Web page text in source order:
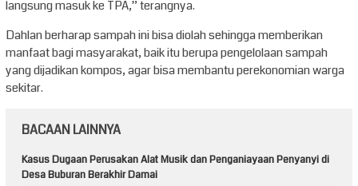
langsung masuk ke TPA,” terangnya.
Dahlan berharap sampah ini bisa diolah sehingga memberikan
manfaat bagi masyarakat, baik itu berupa pengelolaan sampah
yang dijadikan kompos, agar bisa membantu perekonomian warga
sekitar.
BACAAN LAINNYA
Kasus Dugaan Perusakan Alat Musik dan Penganiayaan Penyanyi di
Desa Buburan Berakhir Damai